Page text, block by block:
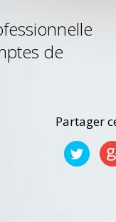
tous les
de
Partager